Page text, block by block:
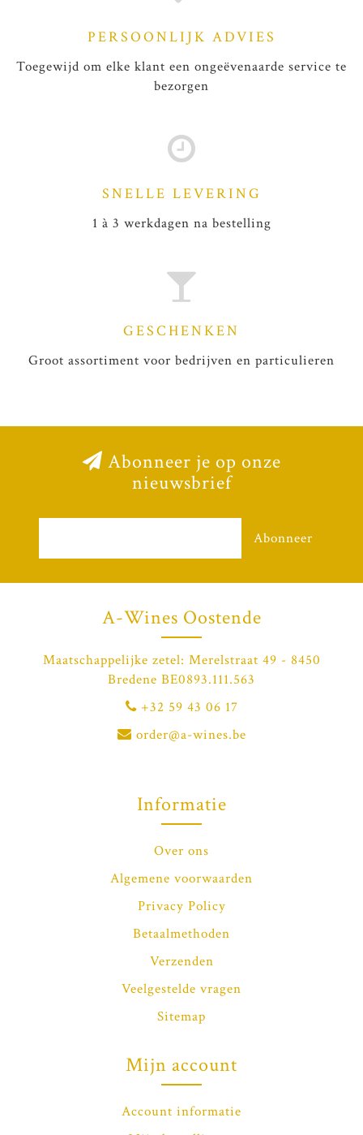
PERSOONLIJK ADVIES
Toegewijd om elke klant een ongeëvenaarde service te
bezorgen
SNELLE LEVERING
1 à 3 werkdagen na bestelling
GESCHENKEN
Groot assortiment voor bedrijven en particulieren
Abonneer je op onze
nieuwsbrief
Abonneer
A-Wines Oostende
Maatschappelijke zetel: Merelstraat 49 - 8450
Bredene BE0893.111.563
+32 59 43 06 17
order@a-wines.be
Informatie
Over ons
Algemene voorwaarden
Privacy Policy
Betaalmethoden
Verzenden
Veelgestelde vragen
Sitemap
Mijn account
Account informatie